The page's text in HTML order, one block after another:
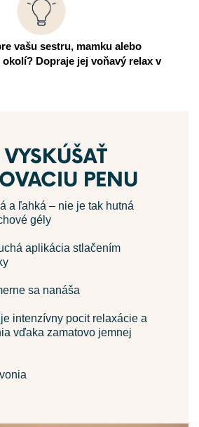
vašu sestru, mamku alebo
Dopraje jej voňavý relax v
PENU
a ľahká – nie je tak hutná
gély
chá aplikácia stlačením
erne sa nanáša
intenzívny pocit relaxácie a
vďaka zamatovo jemnej
vonia